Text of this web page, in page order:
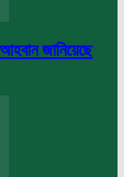
জানিয়েছে